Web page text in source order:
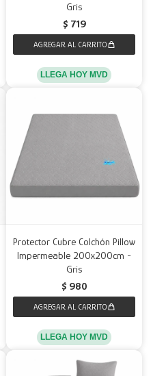
Gris
$ 719
LLEGA HOY MVD
Protector Cubre Colchón Pillow
Impermeable 200x200cm -
Gris
$ 980
LLEGA HOY MVD